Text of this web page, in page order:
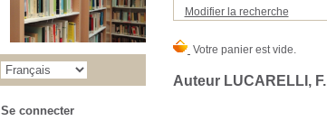
Modifier la recherche
Auteur LUCARELLI, F.
Se connecter